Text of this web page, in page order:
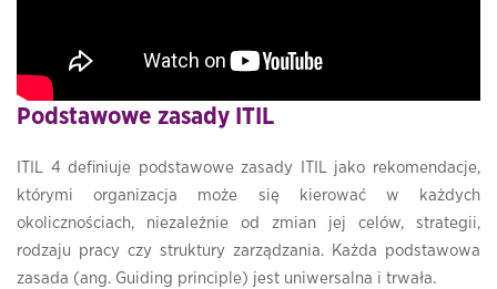
Podstawowe zasady ITIL
ITIL 4 definiuje podstawowe zasady ITIL jako rekomendacje,
którymi organizacja może się kierować w każdych
okolicznościach, niezależnie od zmian jej celów, strategii,
rodzaju pracy czy struktury zarządzania. Każda podstawowa
zasada (ang. Guiding principle) jest uniwersalna i trwała.